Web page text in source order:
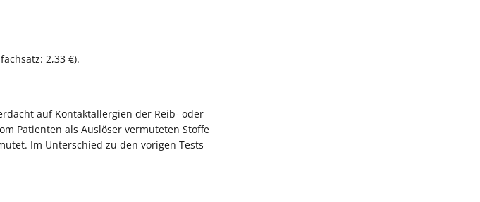
2,33 €).
auf Kontaktallergien der Reib- oder
Patienten als Auslöser vermuteten Stoffe
Im Unterschied zu den vorigen Tests